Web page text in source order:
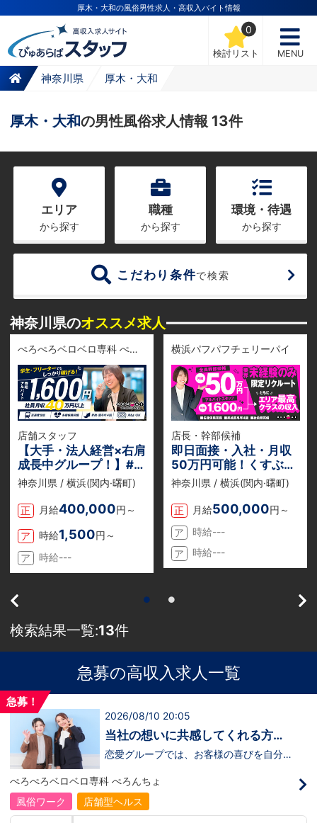
厚木・大和の風俗男性求人・高収入バイト情報
検討リスト
0
MENU
神奈川県 厚木・大和
厚木・大和の男性風俗求人情報 13件
エリア
から探す
職種
から探す
環境・待遇
から探す
こだわり条件で検索
神奈川県のオススメ求人
ぺろぺろベロベロ専科 ぺろんちょ
店舗スタッフ
【大手・法人経営×右肩
成長中グループ！】#社
保完備#未経験歓迎#連
4回#寮完備
神奈川県 / 横浜(関内·曙町)
正 月給400,000円～
ア 時給1,500円～
ア
時給---
横浜パフパフチェリーパイ
店長・幹部候補
即日面接・入社・月収
50万円可能！くすぶっ
ている時間はもう終わ
の自分を変える。
神奈川県 / 横浜(関内·曙町)
正 月給500,000円～
ア
時給---
ア
時給---
検索結果一覧:13件
急募の高収入求人一覧
急募！
2026/08/10 20:05
当社の想いに共感してくれる方、
大募集‼
恋愛グループでは、お客様の喜びを自分自
います！・接客が好き・お客様が笑顔にな
ると自分も嬉しい・お客様だけでなく、働
く仲間もキャストさんも笑顔になると嬉し
い・喜んで(楽しんで)もらう為にはどうし
ぺろぺろベロベロ専科 ぺろんちょ
風俗ワーク
店舗型ヘルス